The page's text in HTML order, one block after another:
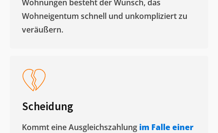
Wohnungen besteht der Wunsch, das
Wohneigentum schnell und unkompliziert zu
veräußern. ​
Scheidung
Kommt eine Ausgleichszahlung im Falle einer